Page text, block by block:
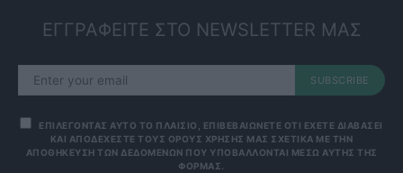
ΕΓΓΡΑΦΕΙΤΕ ΣΤΟ NEWSLETTER ΜΑΣ
SUBSCRIBE
ΕΠΙΛΕΓΟΝΤΑΣ ΑΥΤΟ ΤΟ ΠΛΑΙΣΙΟ, ΕΠΙΒΕΒΑΙΩΝΕΤΕ ΟΤΙ ΕΧΕΤΕ ΔΙΑΒΑΣΕΙ
ΚΑΙ ΑΠΟΔΕΧΕΣΤΕ ΤΟΥΣ ΟΡΟΥΣ ΧΡΗΣΗΣ ΜΑΣ ΣΧΕΤΙΚΑ ΜΕ ΤΗΝ
ΑΠΟΘΗΚΕΥΣΗ ΤΩΝ ΔΕΔΟΜΕΝΩΝ ΠΟΥ ΥΠΟΒΑΛΛΟΝΤΑΙ ΜΕΣΩ ΑΥΤΗΣ ΤΗΣ
ΦΟΡΜΑΣ.